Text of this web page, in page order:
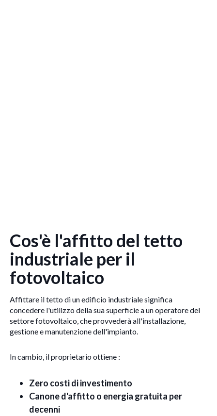
Cos'è l'affitto del tetto
industriale per il
fotovoltaico
Affittare il tetto di un edificio industriale significa
concedere l'utilizzo della sua superficie a un operatore del
settore fotovoltaico, che provvederà all'installazione,
gestione e manutenzione dell'impianto.
In cambio, il proprietario ottiene :
Zero costi di investimento
Canone d'affitto o energia gratuita per
decenni